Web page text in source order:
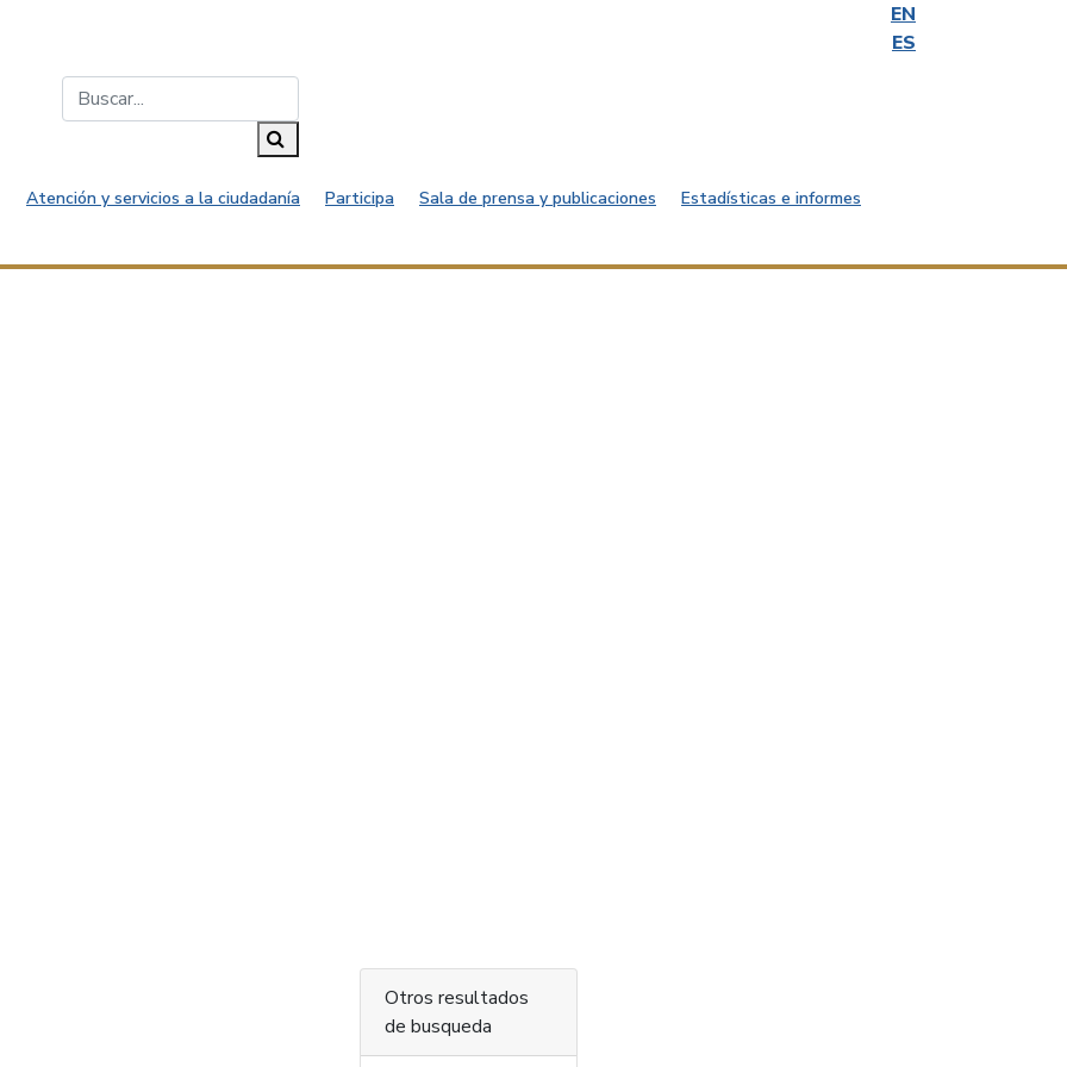
EN
ES
Atención y servicios a la ciudadanía Participa Sala de prensa y publicaciones Estadísticas e informes
Otros resultados
de busqueda